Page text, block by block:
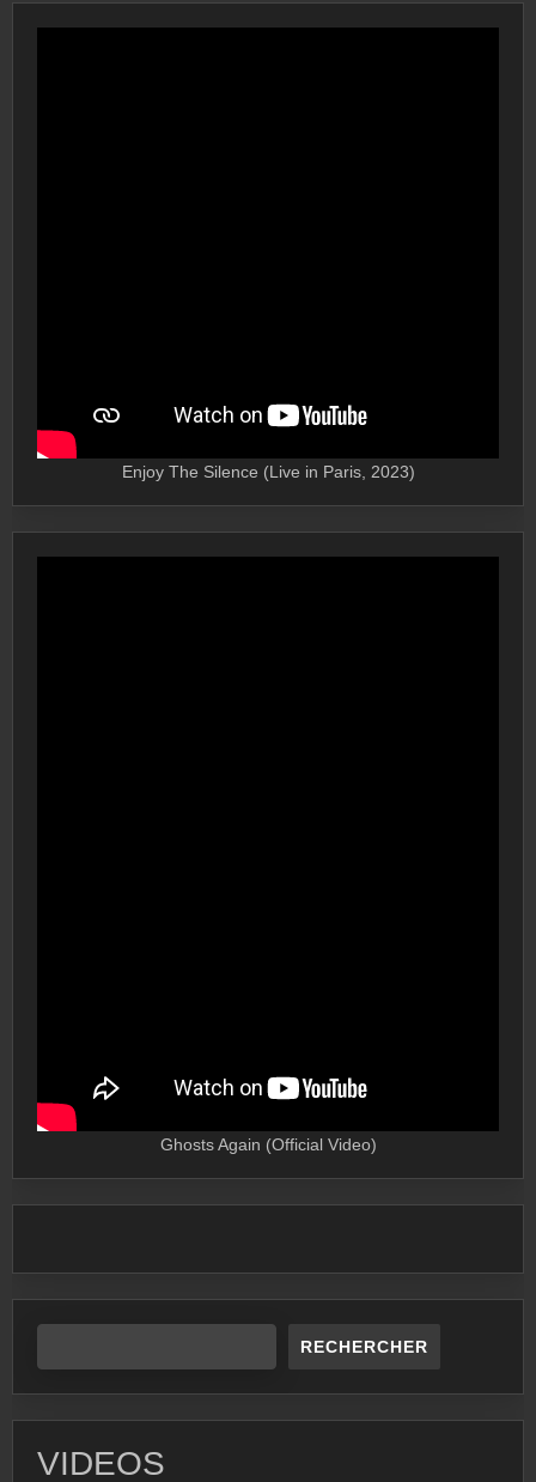
Enjoy The Silence (Live in Paris, 2023)
Ghosts Again (Official Video)
RECHERCHER
VIDEOS